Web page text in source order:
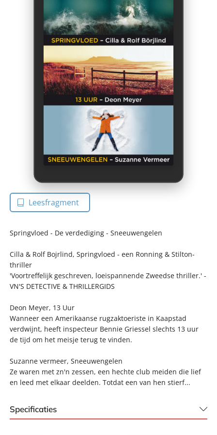
Leesfragment
Springvloed - De verdediging - Sneeuwengelen
Cilla & Rolf Bojrlind, Springvloed - een Ronning & Stilton-
thriller
'Voortreffelijk geschreven, loeispannende Zweedse thriller.' -
VN'S DETECTIVE & THRILLERGIDS
Deon Meyer, 13 Uur
Wanneer een Amerikaanse rugzaktoeriste in Kaapstad
verdwijnt, heeft inspecteur Bennie Griessel slechts 13 uur
de tijd om het meisje terug te vinden.
Suzanne vermeer, Sneeuwengelen
Ze waren met zn'n zessen, een hechte club meiden die lief
en leed met elkaar deelden. Totdat een van hen stierf...
Specificaties